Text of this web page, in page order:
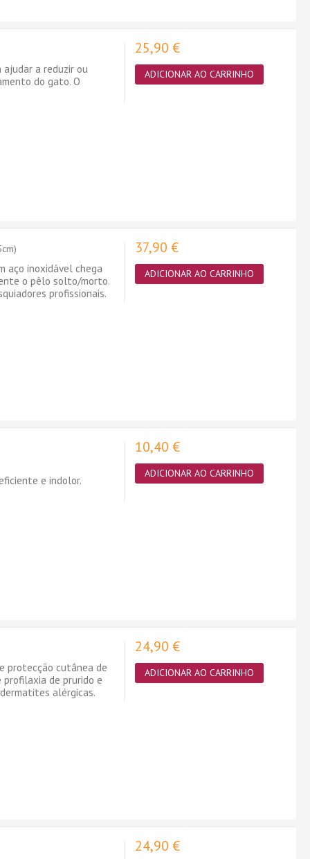
a reduzir ou
do gato. O
25,90 €
ADICIONAR AO CARRINHO
aço inoxidável chega
o pêlo solto/morto.
profissionais.
37,90 €
ADICIONAR AO CARRINHO
e indolor.
10,40 €
ADICIONAR AO CARRINHO
protecção cutânea de
de prurido e
alérgicas.
24,90 €
ADICIONAR AO CARRINHO
24,90 €